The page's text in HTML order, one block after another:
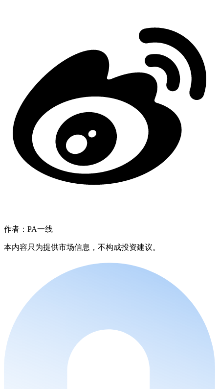
作者：PA一线
本内容只为提供市场信息，不构成投资建议。